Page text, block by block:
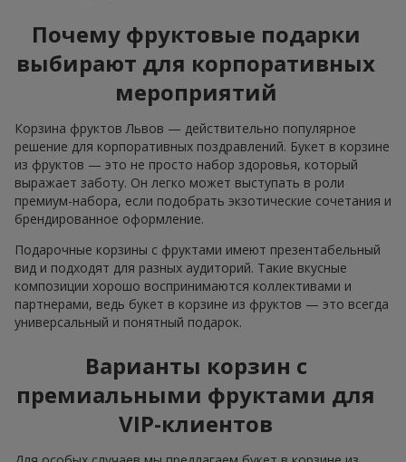
Почему фруктовые подарки
выбирают для корпоративных
мероприятий
Корзина фруктов Львов — действительно популярное
решение для корпоративных поздравлений. Букет в корзине
из фруктов — это не просто набор здоровья, который
выражает заботу. Он легко может выступать в роли
премиум-набора, если подобрать экзотические сочетания и
брендированное оформление.
Подарочные корзины с фруктами имеют презентабельный
вид и подходят для разных аудиторий. Такие вкусные
композиции хорошо воспринимаются коллективами и
партнерами, ведь букет в корзине из фруктов — это всегда
универсальный и понятный подарок.
Варианты корзин с
премиальными фруктами для
VIP-клиентов